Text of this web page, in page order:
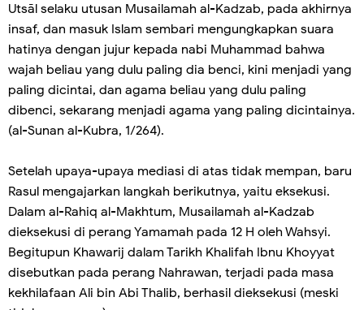
Utsāl selaku utusan Musailamah al-Kadzab, pada akhirnya
insaf, dan masuk Islam sembari mengungkapkan suara
hatinya dengan jujur kepada nabi Muhammad bahwa
wajah beliau yang dulu paling dia benci, kini menjadi yang
paling dicintai, dan agama beliau yang dulu paling
dibenci, sekarang menjadi agama yang paling dicintainya.
(al-Sunan al-Kubra, 1/264).
Setelah upaya-upaya mediasi di atas tidak mempan, baru
Rasul mengajarkan langkah berikutnya, yaitu eksekusi.
Dalam al-Rahiq al-Makhtum, Musailamah al-Kadzab
dieksekusi di perang Yamamah pada 12 H oleh Wahsyi.
Begitupun Khawarij dalam Tarikh Khalifah Ibnu Khoyyat
disebutkan pada perang Nahrawan, terjadi pada masa
kekhilafaan Ali bin Abi Thalib, berhasil dieksekusi (meski